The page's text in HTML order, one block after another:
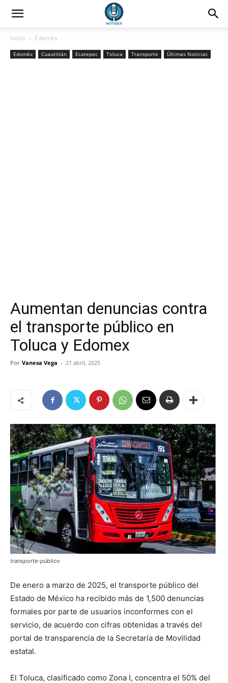
Inicio Edoméx
Edoméx Cuautitlán Ecatepec Toluca Transporte Últimas Noticias
Aumentan denuncias contra
el transporte público en
Toluca y Edomex
Por Vanesa Vega - 21 abril, 2025
transporte-público
De enero a marzo de 2025, el transporte público del
Estado de México ha recibido más de 1,500 denuncias
formales por parte de usuarios inconformes con el
servicio, de acuerdo con cifras obtenidas a través del
portal de transparencia de la Secretaría de Movilidad
estatal.
El Toluca, clasificado como Zona I, concentra el 50% del